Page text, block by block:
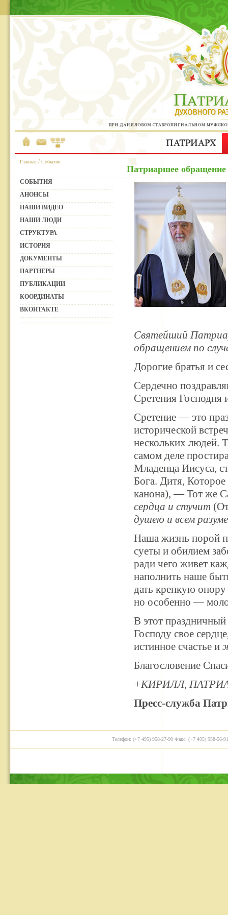
Главная /События
Патриаршее обращение
СОБЫТИЯ
АНОНСЫ
НАШИ ВИДЕО
НАШИ ЛЮДИ
СТРУКТУРА
ИСТОРИЯ
ДОКУМЕНТЫ
ПАРТНЕРЫ
ПУБЛИКАЦИИ
КООРДИНАТЫ
ВКОНТАКТЕ
Святейший
обращением по
Дорогие братья и
Сердечно
Сретения
Сретение—это
исторической
нескольких людей.
самом деле
Младенца Иисуса,
Бога. Дитя, Которое
канона),—Тот же
сердца и стучит
душею и всем
Наша жизнь порой
суеты и обилием
ради чего живет
наполнить наше
дать крепкую
но особенно—
В этот
Господу свое
истинное счастье и
Благословение
+КИРИЛЛ,
Пресс-служба
Телефон: (+7 495) 958-27-90 Факс: (+7 495) 958-56-